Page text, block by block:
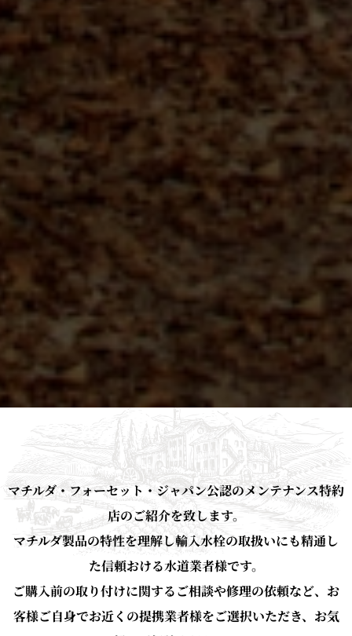
マチルダ・フォーセット・ジャパン公認のメンテナンス特約
店のご紹介を致します。
マチルダ製品の特性を理解し輸入水栓の取扱いにも精通し
た信頼おける水道業者様です。
ご購入前の取り付けに関するご相談や修理の依頼など、お
客様ご自身でお近くの提携業者様をご選択いただき、お気